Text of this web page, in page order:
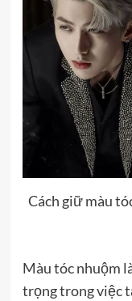
Cách giữ màu
Màu tóc nhuộm
trọng trong việc